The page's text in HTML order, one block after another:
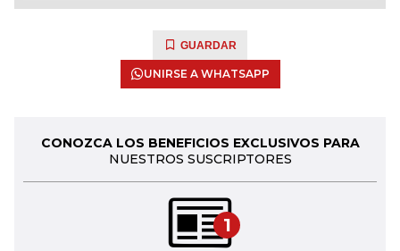
GUARDAR
UNIRSE A WHATSAPP
CONOZCA LOS BENEFICIOS EXCLUSIVOS PARA
NUESTROS SUSCRIPTORES
1